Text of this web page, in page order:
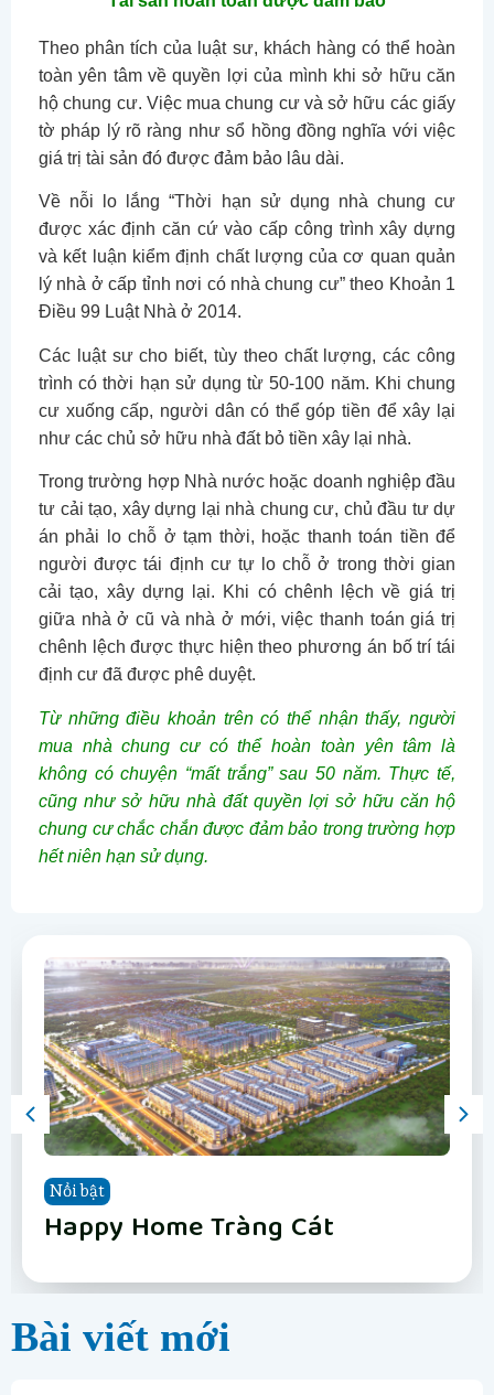
Theo phân tích của luật sư, khách hàng có thể hoàn
toàn yên tâm về quyền lợi của mình khi sở hữu căn
hộ chung cư. Việc mua chung cư và sở hữu các giấy
tờ pháp lý rõ ràng như sổ hồng đồng nghĩa với việc
giá trị tài sản đó được đảm bảo lâu dài.
Về nỗi lo lắng “Thời hạn sử dụng nhà chung cư
được xác định căn cứ vào cấp công trình xây dựng
và kết luận kiểm định chất lượng của cơ quan quản
lý nhà ở cấp tỉnh nơi có nhà chung cư” theo Khoản 1
Điều 99 Luật Nhà ở 2014.
Các luật sư cho biết, tùy theo chất lượng, các công
trình có thời hạn sử dụng từ 50-100 năm. Khi chung
cư xuống cấp, người dân có thể góp tiền để xây lại
như các chủ sở hữu nhà đất bỏ tiền xây lại nhà.
Trong trường hợp Nhà nước hoặc doanh nghiệp đầu
tư cải tạo, xây dựng lại nhà chung cư, chủ đầu tư dự
án phải lo chỗ ở tạm thời, hoặc thanh toán tiền để
người được tái định cư tự lo chỗ ở trong thời gian
cải tạo, xây dựng lại. Khi có chênh lệch về giá trị
giữa nhà ở cũ và nhà ở mới, việc thanh toán giá trị
chênh lệch được thực hiện theo phương án bố trí tái
định cư đã được phê duyệt.
Từ những điều khoản trên có thể nhận thấy, người
mua nhà chung cư có thể hoàn toàn yên tâm là
không có chuyện “mất trắng” sau 50 năm. Thực tế,
cũng như sở hữu nhà đất quyền lợi sở hữu căn hộ
chung cư chắc chắn được đảm bảo trong trường hợp
hết niên hạn sử dụng.
Nổi bật
Vinhomes Hải Vân Bay Đà Nẵng
Nổi bật
The Fullton
Nổi bật
Phân khu Vịnh Xanh
Nổi bật
Happy Home Tràng Cát
Nổi bật
LUMIÈRE Hanoi Seasons Garden
Nổi bật
Vinhomes Global Gate Hạ Long
Nổi bật
Vinhomes Hải Vân Bay Đà Nẵng
Nổi bật
The Fullton
Bài viết mới